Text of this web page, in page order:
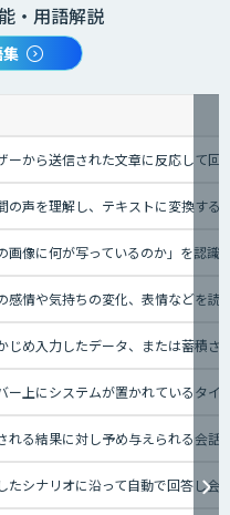
・用語解説
ーから送信された文章に反応して
間の声を理解し、テキストに変換す
の画像に何が写っているのか」を認
感情や気持ちの変化、表情などを
じめ入力したデータ、または蓄積
ー上にシステムが置かれているタ
れる結果に対し予め与えられる会
たシナリオに沿って自動で回答し会